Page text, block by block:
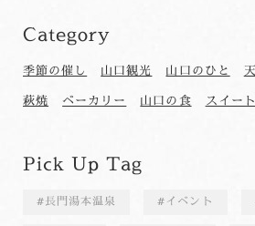
Category
季節の催し 山口観光 山口のひと
萩焼
ベーカリー 山口の食 スイート
Pick Up Tag
長門湯本温泉 イベント